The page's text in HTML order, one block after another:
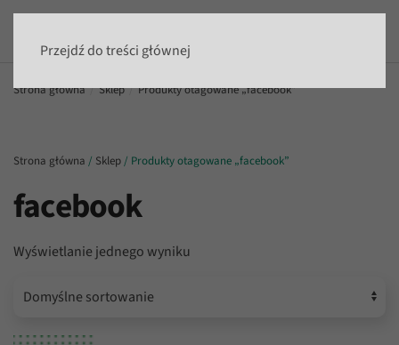
Przejdź do treści głównej
Strona główna Sklep Produkty otagowane „facebook”
Strona główna / Sklep/ Produkty otagowane „facebook”
facebook
Wyświetlanie jednego wyniku